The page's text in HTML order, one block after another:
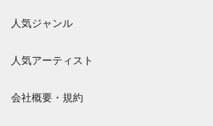
退会はこちら
難易度別に探す
まもなく配信
人気ジャンル
保育
人気アーティスト
会社概要・規約